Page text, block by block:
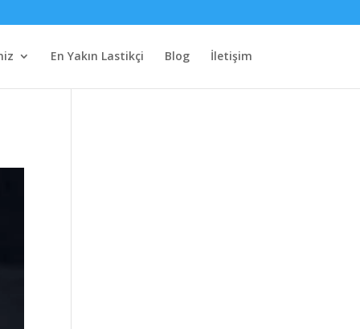
En Yakın Lastikçi Blog İletişim